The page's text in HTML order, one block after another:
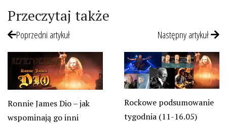
Przeczytaj także
Poprzedni artykuł
Ronnie James Dio – jak
wspominają go inni
Następny artykuł
Rockowe podsumowanie
tygodnia (11-16.05)